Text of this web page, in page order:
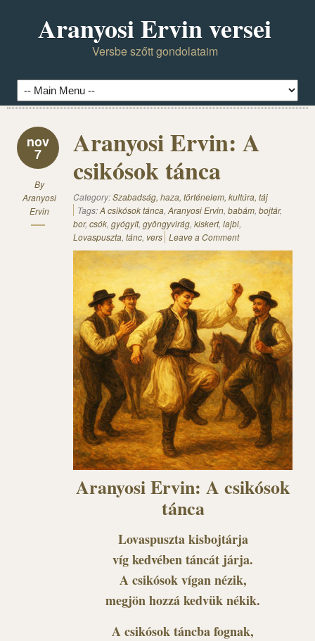
Aranyosi Ervin versei
Versbe szőtt gondolataim
nov
7
By
Aranyosi
Ervin
Aranyosi Ervin: A
csikósok tánca
Category:Szabadság, haza, történelem, kultúra, táj
Tags:A csikósok tánca, Aranyosi Ervin, babám, bojtár,
bor, csók, gyógyít, gyöngyvirág, kiskert, lajbi,
Lovaspuszta, tánc, vers Leave a Comment
Aranyosi Ervin: A csikósok
tánca
Lovaspuszta kisbojtárja
víg kedvében táncát járja.
A csikósok vígan nézik,
megjön hozzá kedvük nékik.
A csikósok táncba fognak,